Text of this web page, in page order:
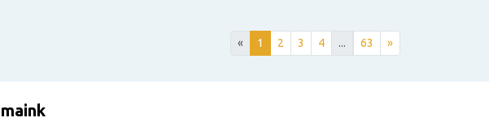
« 1 2 3 4 ... 63 »